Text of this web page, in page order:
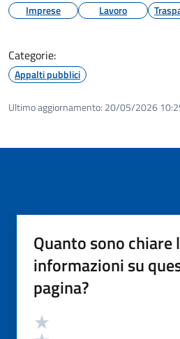
Imprese Lavoro
Categorie:
Appalti pubblici
Ultimo aggiornamento: 20/05/2026
Quanto sono chiare
informazioni su
pagina?
Valutazione